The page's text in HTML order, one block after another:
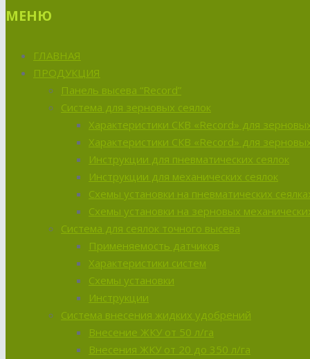
МЕНЮ
ГЛАВНАЯ
ПРОДУКЦИЯ
Панель высева “Record”
Система для зерновых сеялок
Характеристики СКВ «Record» для
Характеристики СКВ «Record» для
Инструкции для пневматических сеялок
Инструкции для механических сеялок
Схемы установки на пневматических
Схемы установки на зерновых
Система для сеялок точного высева
Применяемость датчиков
Характеристики систем
Схемы установки
Инструкции
Система внесения жидких удобрений
Внесение ЖКУ от 50 л/га
Внесения ЖКУ от 20 до 350 л/га